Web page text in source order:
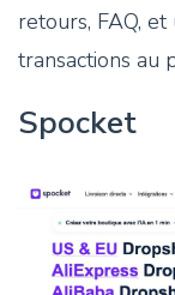
retours, FAQ,
transactions au
Spocket